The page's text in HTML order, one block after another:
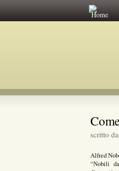
Home
scritto
Alfred
“Nobili